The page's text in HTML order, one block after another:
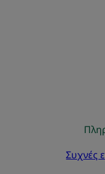
Συχνές